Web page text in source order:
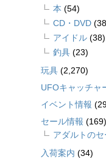
本 (54)
CD・DVD
アイドル (38)
釣具 (23)
玩具 (2,270)
UFOキャッチャ
イベント情報
セール情報 (169)
アダルトの
入荷案内 (34)